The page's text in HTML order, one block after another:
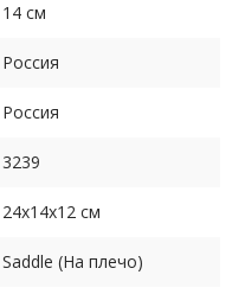
14 см
Россия
Россия
3239
24х14х12 см
Saddle (На плечо)